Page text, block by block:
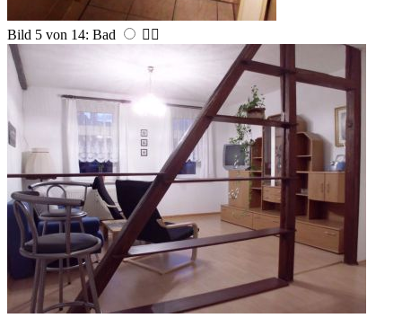
Bild 5 von 14: Bad  